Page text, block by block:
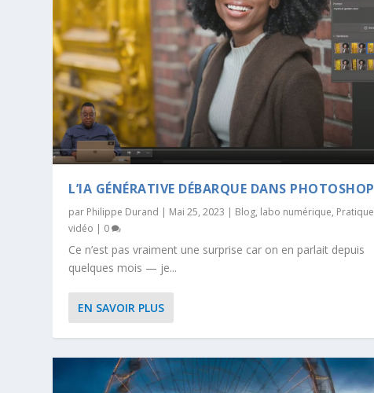
L’IA GÉNÉRATIVE DÉBARQUE DANS PHOTOSHOP
par Philippe Durand | Mai 25, 2023 | Blog, labo numérique, Pratique
vidéo | 0
Ce n’est pas vraiment une surprise car on en parlait depuis
quelques mois — je...
EN SAVOIR PLUS